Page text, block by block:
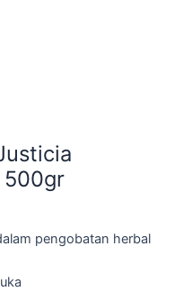
500gr
pengobatan herbal